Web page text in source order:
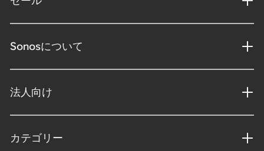
Sonosについて
法人向け
カテゴリー